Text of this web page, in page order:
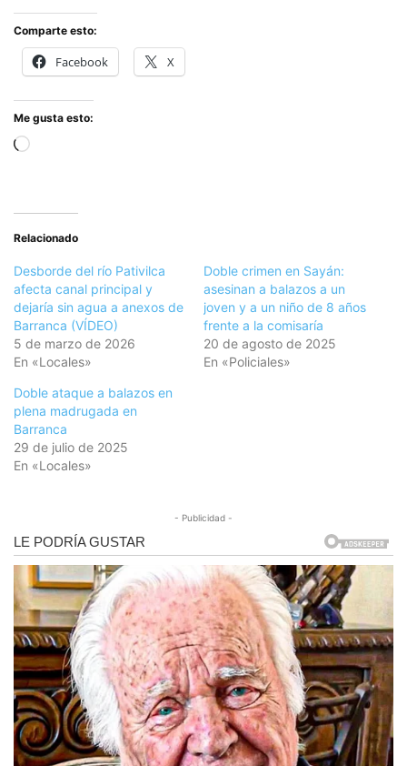
Comparte esto:
Facebook X
Me gusta esto:
Cargando...
Relacionado
Desborde del río Pativilca
afecta canal principal y
dejaría sin agua a anexos de
Barranca (VÍDEO)
5 de marzo de 2026
En «Locales»
Doble crimen en Sayán:
asesinan a balazos a un
joven y a un niño de 8 años
frente a la comisaría
20 de agosto de 2025
En «Policiales»
Doble ataque a balazos en
plena madrugada en
Barranca
29 de julio de 2025
En «Locales»
- Publicidad -